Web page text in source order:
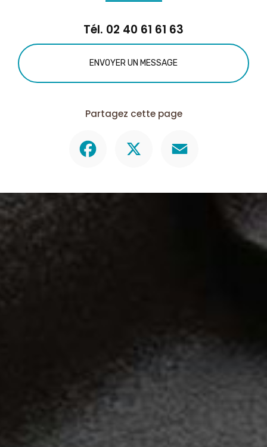
Tél. 02 40 61 61 63
ENVOYER UN MESSAGE
Partagez cette page